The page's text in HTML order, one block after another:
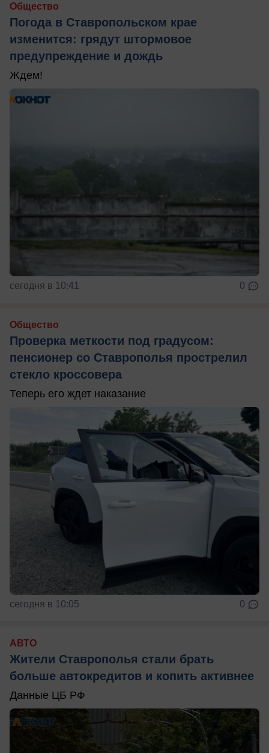
Общество
Погода в Ставропольском крае
изменится: грядут штормовое
предупреждение и дождь
Ждем!
сегодня в 10:41 0
Общество
Проверка меткости под градусом:
пенсионер со Ставрополья прострелил
стекло кроссовера
Теперь его ждет наказание
сегодня в 10:05 0
АВТО
Жители Ставрополья стали брать
больше автокредитов и копить активнее
Данные ЦБ РФ